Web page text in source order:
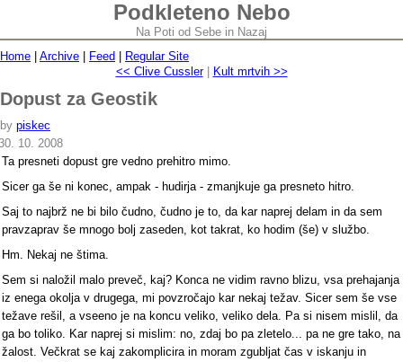
Podkleteno Nebo
Na Poti od Sebe in Nazaj
Home
Archive Feed
Regular Site
<< Clive Cussler| Kult mrtvih >>
Dopust za Geostik
by piskec
10. 2008
Ta presneti dopust gre vedno prehitro mimo.
Sicer ga še ni konec, ampak - hudirja - zmanjkuje ga presneto hitro.
Saj to najbrž ne bi bilo čudno, čudno je to, da kar naprej delam in da sem
pravzaprav še mnogo bolj zaseden, kot takrat, ko hodim (še) v službo.
Hm. Nekaj ne štima.
Sem si naložil malo preveč, kaj? Konca ne vidim ravno blizu, vsa prehajanja
iz enega okolja v drugega, mi povzročajo kar nekaj težav. Sicer sem še vse
težave rešil, a vseeno je na koncu veliko, veliko dela. Pa si nisem mislil, da
ga bo toliko. Kar naprej si mislim: no, zdaj bo pa zletelo... pa ne gre tako, na
žalost. Večkrat se kaj zakomplicira in moram zgubljat čas v iskanju in